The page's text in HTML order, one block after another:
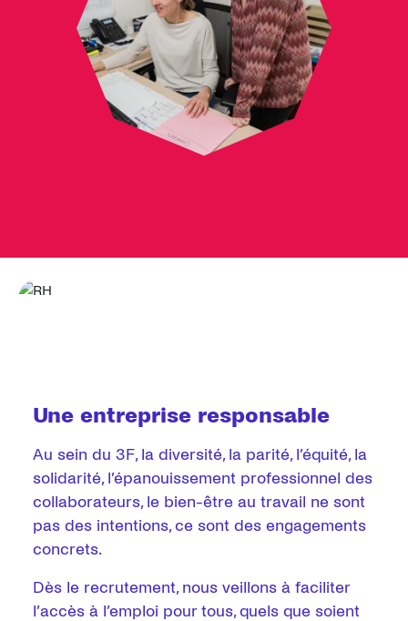
Une entreprise responsable
Au sein du 3F, la diversité, la parité, l’équité, la
solidarité, l’épanouissement professionnel des
collaborateurs, le bien-être au travail ne sont
pas des intentions, ce sont des engagements
concrets.
Dès le recrutement, nous veillons à faciliter
l’accès à l’emploi pour tous, quels que soient